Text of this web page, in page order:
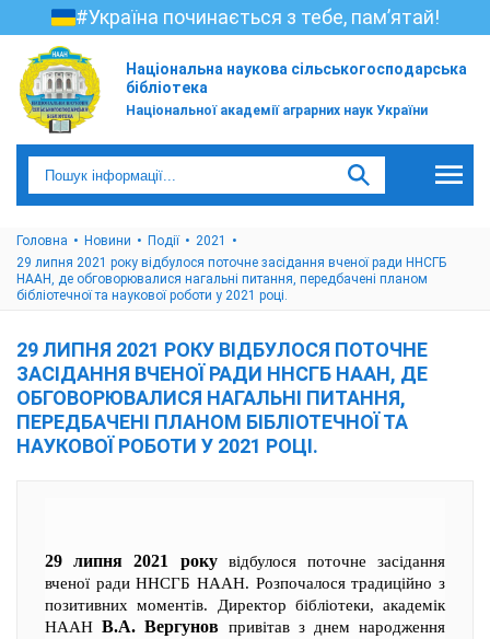
#Україна починається з тебе, пам’ятай!
Національна наукова сільськогосподарська
бібліотека
Національної академії аграрних наук України
Головна Новини Події
2021
29 липня 2021 року відбулося поточне засідання вченої ради ННСГБ
НААН, де обговорювалися нагальні питання, передбачені планом
бібліотечної та наукової роботи у 2021 році.
29 ЛИПНЯ 2021 РОКУ ВІДБУЛОСЯ ПОТОЧНЕ
ЗАСІДАННЯ ВЧЕНОЇ РАДИ ННСГБ НААН, ДЕ
ОБГОВОРЮВАЛИСЯ НАГАЛЬНІ ПИТАННЯ,
ПЕРЕДБАЧЕНІ ПЛАНОМ БІБЛІОТЕЧНОЇ ТА
НАУКОВОЇ РОБОТИ У 2021 РОЦІ.
29 липня 2021 рокувідбулося поточне засідання
вченої ради ННСГБ НААН. Розпочалося традиційно з
позитивних моментів. Директор бібліотеки, академік
НААНВ.А. Вергунов привітав з днем народження